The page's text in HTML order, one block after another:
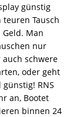
günstig
Tausch
Man
nur
auch schwere
oder geht
RNS
an, Bootet
binnen 24